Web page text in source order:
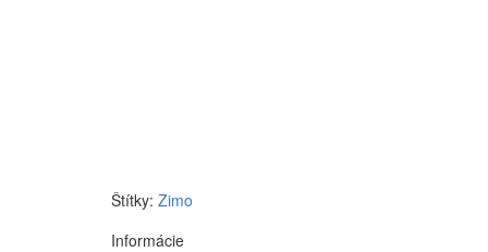
Štítky: Zimo
Informácie